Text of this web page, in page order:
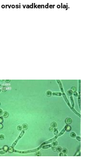
vadkender olaj.